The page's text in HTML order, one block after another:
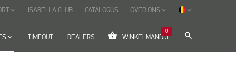
keyboard_arrow_down TIMEOUT DEALERS shopping_basket WINKELMANDJE
0
search
keyboard_arrow_down ISABELLA CLUB CATALOGUS OVER ONS keyboard_arrow_down keyboard_arrow_down